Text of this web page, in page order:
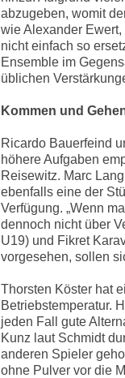
abzugeben, womit
wie Alexander
nicht einfach so
Ensemble im
üblichen
Kommen und
Ricardo Bauerfeind
höhere Aufgaben
Reisewitz. Marc
ebenfalls eine der
Verfügung. „Wenn
dennoch nicht über
U19) und Fikret
vorgesehen, sollen
Thorsten Köster hat
Betriebstemperatur.
jeden Fall gute
Kunz laut Schmidt
anderen Spieler
ohne Pulver vor die